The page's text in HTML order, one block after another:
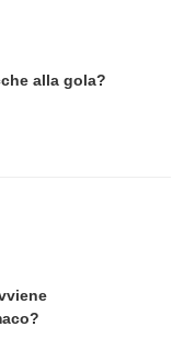
alla gola?